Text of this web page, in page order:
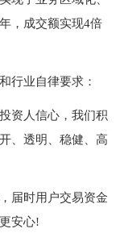
，成交额实现4倍
行业自律要求：
资人信心，我们积
、透明、稳健、高
届时用户交易资金
安心!